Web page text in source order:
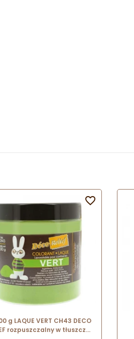
g LAQUE VERT CH43 DECO
rozpuszczalny w tłuszczu
